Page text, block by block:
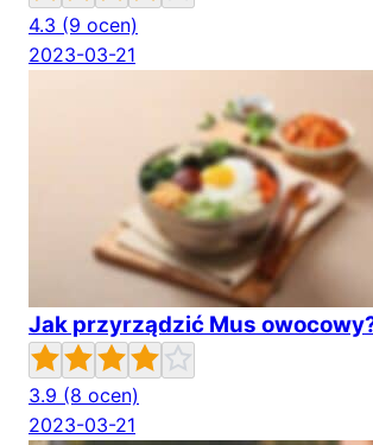
4.3 (9 ocen)
2023-03-21
Jak przyrządzić Mus
3.9 (8 ocen)
2023-03-21